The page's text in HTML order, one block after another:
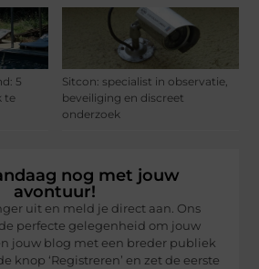
5
te
Sitcon: specialist in observatie,
beveiliging en discreet
onderzoek
nog met jouw
avontuur!
uit en meld je direct aan. Ons
perfecte gelegenheid om jouw
jouw blog met een breder publiek
knop ‘Registreren’ en zet de eerste